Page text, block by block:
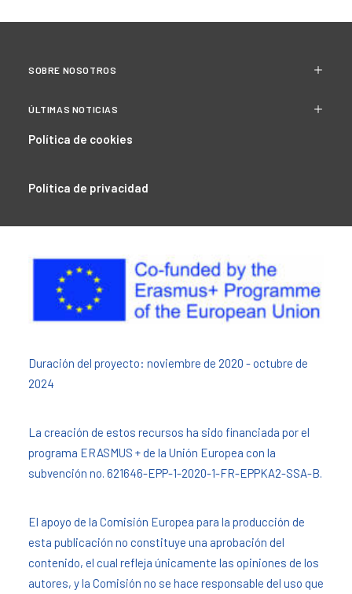
SOBRE NOSOTROS
ÚLTIMAS NOTICIAS
Política de cookies
Política de privacidad
Duración del proyecto: noviembre de 2020 - octubre de
2024
La creación de estos recursos ha sido financiada por el
programa ERASMUS + de la Unión Europea con la
subvención no. 621646-EPP-1-2020-1-FR-EPPKA2-SSA-B.
El apoyo de la Comisión Europea para la producción de
esta publicación no constituye una aprobación del
contenido, el cual refleja únicamente las opiniones de los
autores, y la Comisión no se hace responsable del uso que